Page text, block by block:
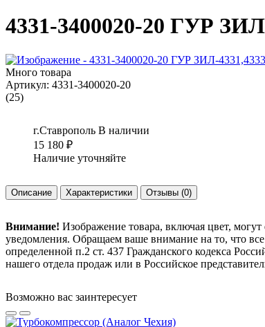
4331-3400020-20 ГУР
Много товара
Артикул: 4331-3400020-20
(25)
г.Ставрополь В наличии
15 180 ₽
Наличие уточняйте
Описание Характеристики Отзывы (0)
Внимание! Изображение товара, включая цвет,
уведомления. Обращаем ваше внимание на то, что
определенной п.2 ст. 437 Гражданского кодекса
нашего отдела продаж или в Российское
Возможно вас заинтересует